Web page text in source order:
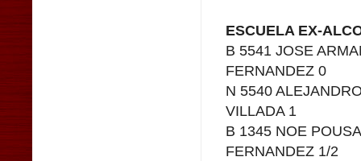
ESCUELA EX-
B 5541 JOSE
FERNANDEZ 0
N 5540
VILLADA 1
B 1345 NOE
FERNANDEZ 1/2